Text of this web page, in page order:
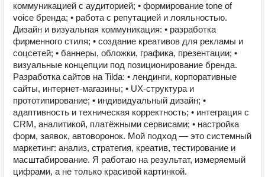
коммуникацией с аудиторией; • формирование tone of
voice бренда; • работа с репутацией и лояльностью.
Дизайн и визуальная коммуникация: • разработка
фирменного стиля; • создание креативов для рекламы и
соцсетей; • баннеры, обложки, графика, презентации; •
визуальные концепции под позиционирование бренда.
Разработка сайтов на Tilda: • лендинги, корпоративные
сайты, интернет-магазины; • UX-структура и
прототипирование; • индивидуальный дизайн; •
адаптивность и техническая корректность; • интеграция с
CRM, аналитикой, платёжными сервисами; • настройка
форм, заявок, автоворонок. Мой подход — это системный
маркетинг: анализ, стратегия, креатив, тестирование и
масштабирование. Я работаю на результат, измеряемый
цифрами, а не только красивой картинкой.